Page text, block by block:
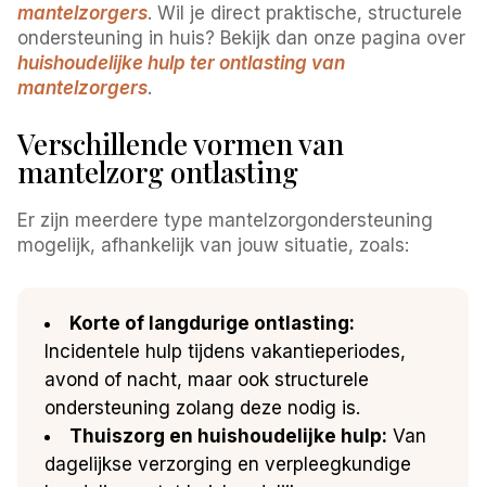
mantelzorgers. Wil je direct praktische, structurele
ondersteuning in huis? Bekijk dan onze pagina over
huishoudelijke hulp ter ontlasting van
mantelzorgers.
Verschillende vormen van
mantelzorg ontlasting
Er zijn meerdere type mantelzorgondersteuning
mogelijk, afhankelijk van jouw situatie, zoals:
Korte of langdurige ontlasting:
Incidentele hulp tijdens vakantieperiodes,
avond of nacht, maar ook structurele
ondersteuning zolang deze nodig is.
Thuiszorg en huishoudelijke hulp: Van
dagelijkse verzorging en verpleegkundige